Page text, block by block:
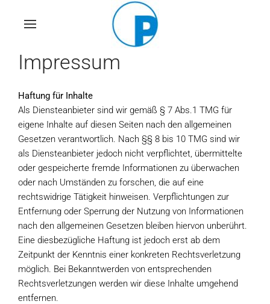
Skip
main
content
Impressum
Haftung für Inhalte
Als Diensteanbieter sind wir gemäß § 7 Abs.1 TMG für
eigene Inhalte auf diesen Seiten nach den allgemeinen
Gesetzen verantwortlich. Nach §§ 8 bis 10 TMG sind wir
als Diensteanbieter jedoch nicht verpflichtet, übermittelte
oder gespeicherte fremde Informationen zu überwachen
oder nach Umständen zu forschen, die auf eine
rechtswidrige Tätigkeit hinweisen. Verpflichtungen zur
Entfernung oder Sperrung der Nutzung von Informationen
nach den allgemeinen Gesetzen bleiben hiervon unberührt.
Eine diesbezügliche Haftung ist jedoch erst ab dem
Zeitpunkt der Kenntnis einer konkreten Rechtsverletzung
möglich. Bei Bekanntwerden von entsprechenden
Rechtsverletzungen werden wir diese Inhalte umgehend
entfernen.